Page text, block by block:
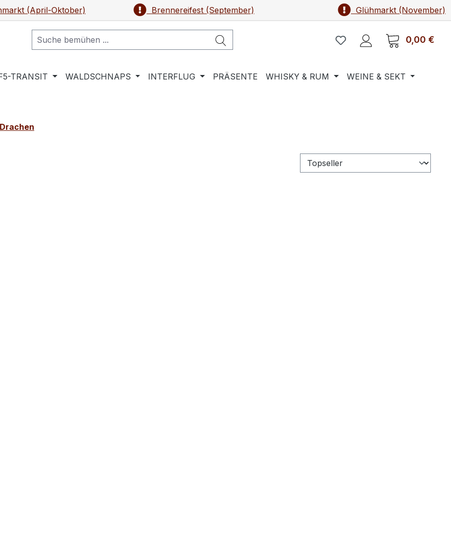
(April-Oktober) Brennereifest (September) Glühmarkt (November)
0,00 €
TRANSIT WALDSCHNAPS INTERFLUG PRÄSENTE WHISKY & RUM
WEINE & SEKT